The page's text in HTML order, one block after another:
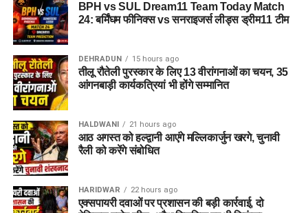
BPH vs SUL Dream11 Team Today Match
24: बर्मिंघम फीनिक्स vs सनराइजर्स लीड्स ड्रीम11 टीम
DEHRADUN 15 hours ago
तीलू रौतेली पुरस्कार के लिए 13 वीरांगनाओं का चयन, 35
आंगनबाड़ी कार्यकत्रियां भी होंगे सम्मानित
HALDWANI 21 hours ago
आठ अगस्त को हल्द्वानी आएंगे मल्लिकार्जुन खरगे, चुनावी
रैली को करेंगे संबोधित
HARIDWAR 22 hours ago
एक्सपायरी दवाओं पर प्रशासन की बड़ी कार्रवाई, दो